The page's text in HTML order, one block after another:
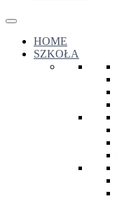
HOME
SZKOŁA